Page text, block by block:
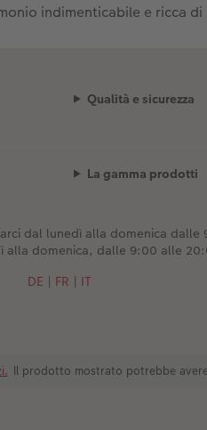
indimenticabile e ricca
Qualità e sicurezza
La gamma prodotti
dal lunedì alla domenica
alla domenica, dalle 9:00 alle
DE | FR | IT
Il prodotto mostrato potrebbe